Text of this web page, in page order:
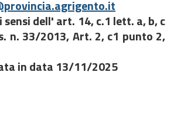
sensi dell' art. 14, c.1 lett. a, b, c
n. 33/2013,Art. 2, c1 punto 2,
in data 13/11/2025